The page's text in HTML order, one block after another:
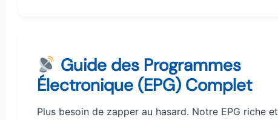
Guide des Programmes
Électronique (EPG) Complet
Plus besoin de zapper au hasard. Notre EPG riche et